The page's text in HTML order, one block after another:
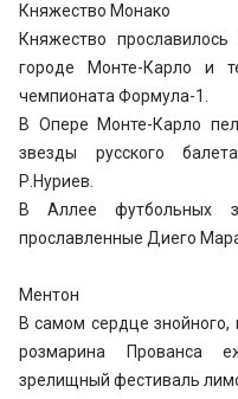
Княжество Монако
Княжество
городе Монте-Карло и
чемпионата Формула-1.
В Опере Монте-Карло
звезды русского
Р.Нуриев.
В Аллее футбольных
прославленные Диего
Ментон
В самом сердце
розмарина Прованса
зрелищный фестиваль